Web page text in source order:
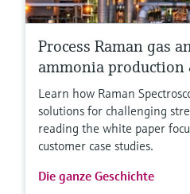
Process Raman gas
ammonia
Learn how Raman
solutions for challenging
reading the white paper
customer case studies.
Die ganze Geschichte